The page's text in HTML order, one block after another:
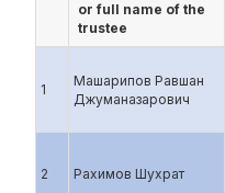
or full name of the
trustee
1
Машарипов Равшан
Джуманазарович
2 Рахимов Шухрат